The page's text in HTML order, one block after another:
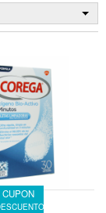
CUPON